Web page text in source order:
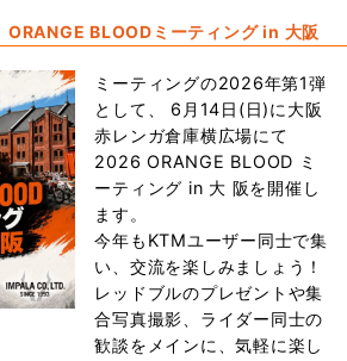
BLOODミーティング in 大阪
ミーティングの2026年第1弾
として、 6月14日(日)に大阪
赤レンガ倉庫横広場にて
2026 ORANGE BLOOD ミ
ーティング in 大 阪を開催し
ます。
今年もKTMユーザー同士で集
い、交流を楽しみましょう！
レッドブルのプレゼントや集
合写真撮影、ライダー同士の
歓談をメインに、気軽に楽し